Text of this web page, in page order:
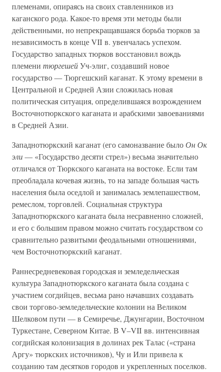
племенами, опираясь на своих ставленников из
каганского рода. Какое-то время эти методы были
действенными, но непрекращавшаяся борьба тюрков за
независимость в конце VII в. увенчалась успехом.
Государство западных тюрков восстановил вождь
племени тюргешейУч-элиг, создавший новое
государство — Тюргешский каганат. К этому времени в
Центральной и Средней Азии сложилась новая
политическая ситуация, определившаяся возрождением
Восточнотюркского каганата и арабскими завоеваниями
в Средней Азии.
Западнотюркский каганат (его самоназвание былоОн Ок
эли— «Государство десяти стрел») весьма значительно
отличался от Тюркского каганата на востоке. Если там
преобладала кочевая жизнь, то на западе большая часть
населения была оседлой и занималась землепашеством,
ремеслом, торговлей. Социальная структура
Западнотюркского каганата была несравненно сложней,
и его с большим правом можно считать государством со
сравнительно развитыми феодальными отношениями,
чем Восточнотюркский каганат.
Раннесредневековая городская и земледельческая
культура Западнотюркского каганата была создана с
участием согдийцев, весьма рано начавших создавать
свои торгово-земледельческие колонии на Великом
Шелковом пути — в Семиречье, Джунгарии, Восточном
Туркестане, Северном Китае. В V–VII вв. интенсивная
согдийская колонизация в долинах рек Талас («страна
Аргу» тюркских источников), Чу и Или привела к
созданию там десятков городов и укрепленных поселков.